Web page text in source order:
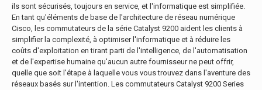
ils sont sécurisés, toujours en service, et l'informatique est simplifiée.
En tant qu'éléments de base de l'architecture de réseau numérique
Cisco, les commutateurs de la série Catalyst 9200 aident les clients à
simplifier la complexité, à optimiser l'informatique et à réduire les
coûts d'exploitation en tirant parti de l'intelligence, de l'automatisation
et de l'expertise humaine qu'aucun autre fournisseur ne peut offrir,
quelle que soit l'étape à laquelle vous vous trouvez dans l'aventure des
réseaux basés sur l'intention. Les commutateurs Catalyst 9200 Series